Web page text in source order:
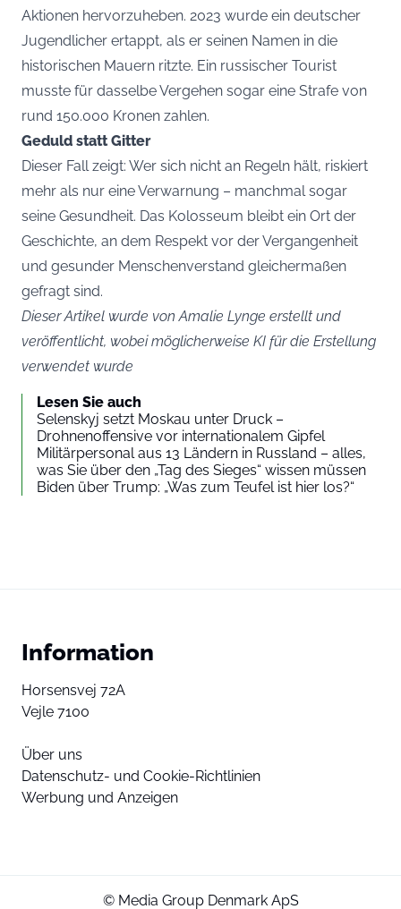
Aktionen hervorzuheben. 2023 wurde ein deutscher
Jugendlicher ertappt, als er seinen Namen in die
historischen Mauern ritzte. Ein russischer Tourist
musste für dasselbe Vergehen sogar eine Strafe von
rund 150.000 Kronen zahlen.
Geduld statt Gitter
Dieser Fall zeigt: Wer sich nicht an Regeln hält, riskiert
mehr als nur eine Verwarnung – manchmal sogar
seine Gesundheit. Das Kolosseum bleibt ein Ort der
Geschichte, an dem Respekt vor der Vergangenheit
und gesunder Menschenverstand gleichermaßen
gefragt sind.
Dieser Artikel wurde von Amalie Lynge erstellt und
veröffentlicht, wobei möglicherweise KI für die Erstellung
verwendet wurde
Lesen Sie auch
Selenskyj setzt Moskau unter Druck –
Drohnenoffensive vor internationalem Gipfel
Militärpersonal aus 13 Ländern in Russland – alles,
was Sie über den „Tag des Sieges“ wissen müssen
Biden über Trump: „Was zum Teufel ist hier los?“
Information
Horsensvej 72A
Vejle 7100
Über uns
Datenschutz- und Cookie-Richtlinien
Werbung und Anzeigen
© Media Group Denmark ApS